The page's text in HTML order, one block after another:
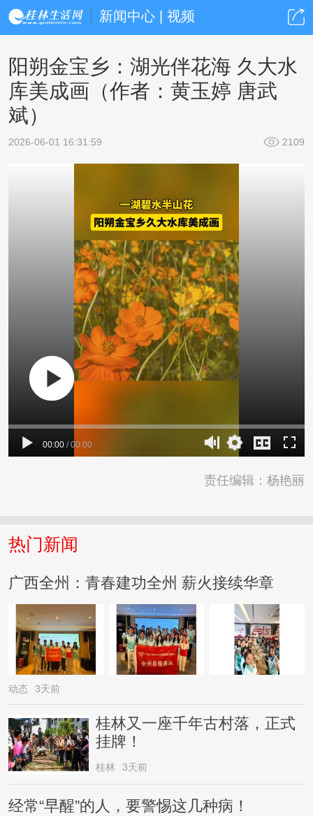
新闻中心 | 视频
阳朔金宝乡：湖光伴花海 久大水
库美成画（作者：黄玉婷 唐武
斌）
2026-06-01 16:31:59 2109
00:00 / 00:00
责任编辑：杨艳丽
热门新闻
广西全州：青春建功全州 薪火接续华章
动态 3天前
桂林又一座千年古村落，正式
挂牌！
桂林 3天前
经常“早醒”的人，要警惕这几种病！